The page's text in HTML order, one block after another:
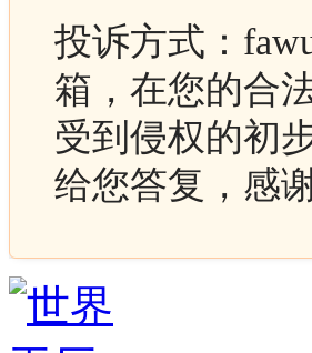
投诉方式：
箱，在您的合
受到侵权的初
给您答复，感